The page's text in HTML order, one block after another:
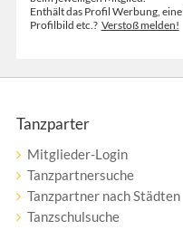
Enthält das Profil Werbung,
Profilbild etc.? Verstoß melden!
Tanzparter
Mitglieder-Login
Tanzpartnersuche
Tanzpartner nach Städten
Tanzschulsuche